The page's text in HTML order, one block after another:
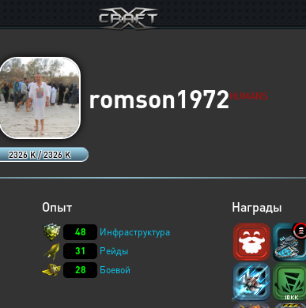
2326 K / 2326 K
romson1972HUMANS
Опыт
48
Инфраструктура
31
Рейды
28
Боевой
Награды